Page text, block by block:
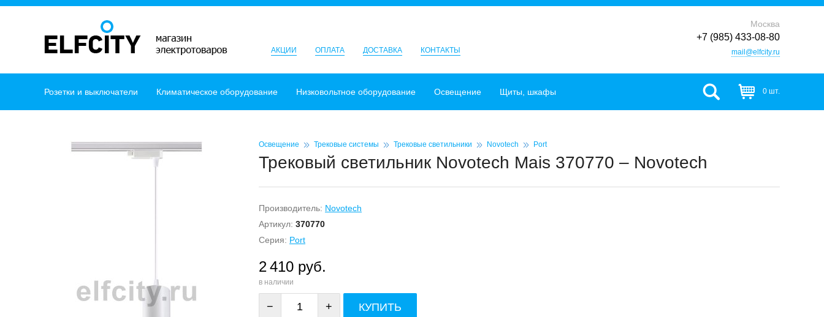
АКЦИИ ОПЛАТА ДОСТАВКА КОНТАКТЫ
Москва
+7 (985) 433-08-80
mail@elfcity.ru
Розетки и выключатели Климатическое оборудование Низковольтное оборудование Освещение Щиты, шкафы 0 шт.
Освещение Трековые системы Трековые светильники Novotech Port
Трековый светильник Novotech Mais 370770 – Novotech
Производитель: Novotech
Артикул: 370770
Серия: Port
2 410 руб.
в наличии
− + КУПИТЬ